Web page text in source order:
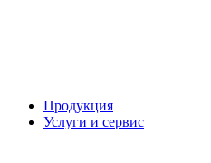
Продукция
Услуги и сервис